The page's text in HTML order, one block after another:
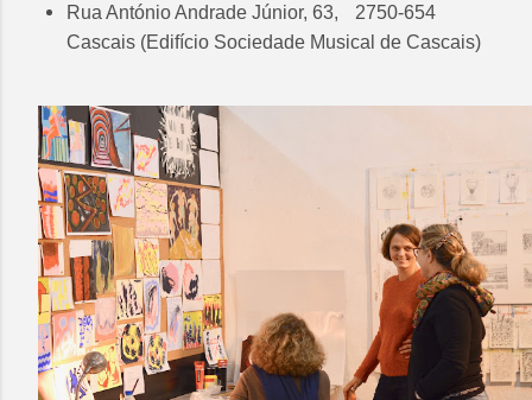
Rua António Andrade Júnior, 63,
2750-654
Cascais (Edifício Sociedade Musical de Cascais)